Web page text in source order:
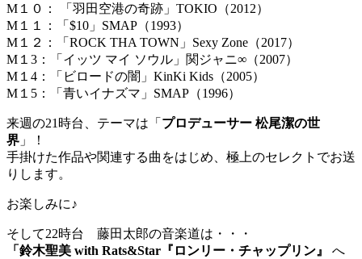
M１０： 「羽田空港の奇跡」TOKIO（2012）
M１１：「$10」SMAP（1993）
M１２：「ROCK THA TOWN」Sexy Zone（2017）
M１3：「イッツ マイ ソウル」関ジャニ∞（2007）
M１4：「ビロードの闇」KinKi Kids（2005）
M１5：「青いイナズマ」SMAP（1996）
来週の21時台、テーマは「 プロデューサー 松尾潔の世
界 」！
手掛けた作品や関連する曲をはじめ、極上のセレクトでお送
りします。
お楽しみに♪
そして22時台 藤田太郎の音楽道は・・・
「鈴木聖美 with Rats&Star『ロンリー・チャップリン』
へ